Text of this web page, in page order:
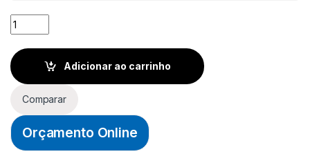
CARTUCHO/REFIL P/ CANETA MARCADOR DE QUADRO
Adicionar ao carrinho
Comparar
Orçamento Online